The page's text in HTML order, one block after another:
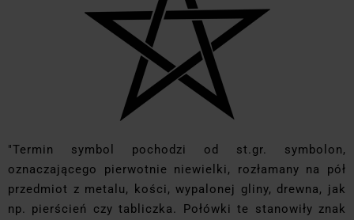
"Termin symbol pochodzi od st.gr. symbolon,
oznaczającego pierwotnie niewielki, rozłamany na pół
przedmiot z metalu, kości, wypalonej gliny, drewna, jak
np. pierścień czy tabliczka. Połówki te stanowiły znak